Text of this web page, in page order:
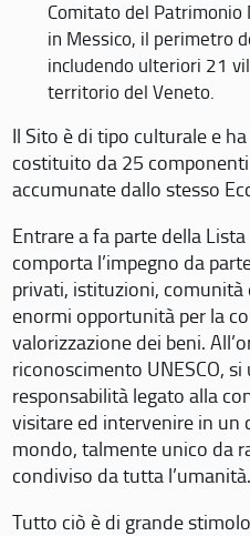
Comitato del Patrimonio
in Messico, il perimetro
includendo ulteriori 21
territorio del Veneto.
Il Sito è di tipo culturale e
costituito da 25
accumunate dallo stesso
Entrare a fa parte della
comporta l’impegno da
privati, istituzioni, comunità
enormi opportunità per la
valorizzazione dei beni.
riconoscimento UNESCO,
responsabilità legato alla
visitare ed intervenire in un
mondo, talmente unico da
condiviso da tutta l’umanità.
Tutto ciò è di grande